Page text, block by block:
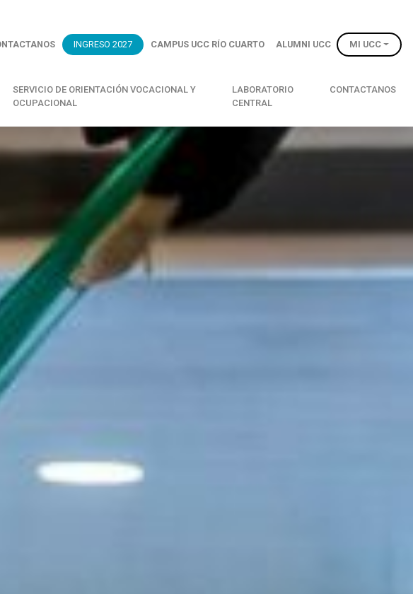
INGRESO 2027 CAMPUS UCC RÍO CUARTO ALUMNI UCC MI UCC
SERVICIO DE ORIENTACIÓN VOCACIONAL Y
OCUPACIONAL
LABORATORIO
CENTRAL
CONTACTANOS